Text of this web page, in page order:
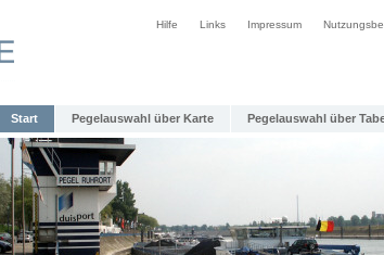
Hilfe Links Impressum
Start Pegelauswahl über Karte Pegelauswahl über